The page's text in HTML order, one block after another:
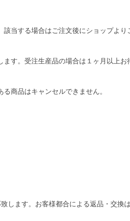
当する場合はご注文後にショップより
す。受注生産品の場合は１ヶ月以上お
商品はキャンセルできません。
ます。お客様都合による返品・交換は